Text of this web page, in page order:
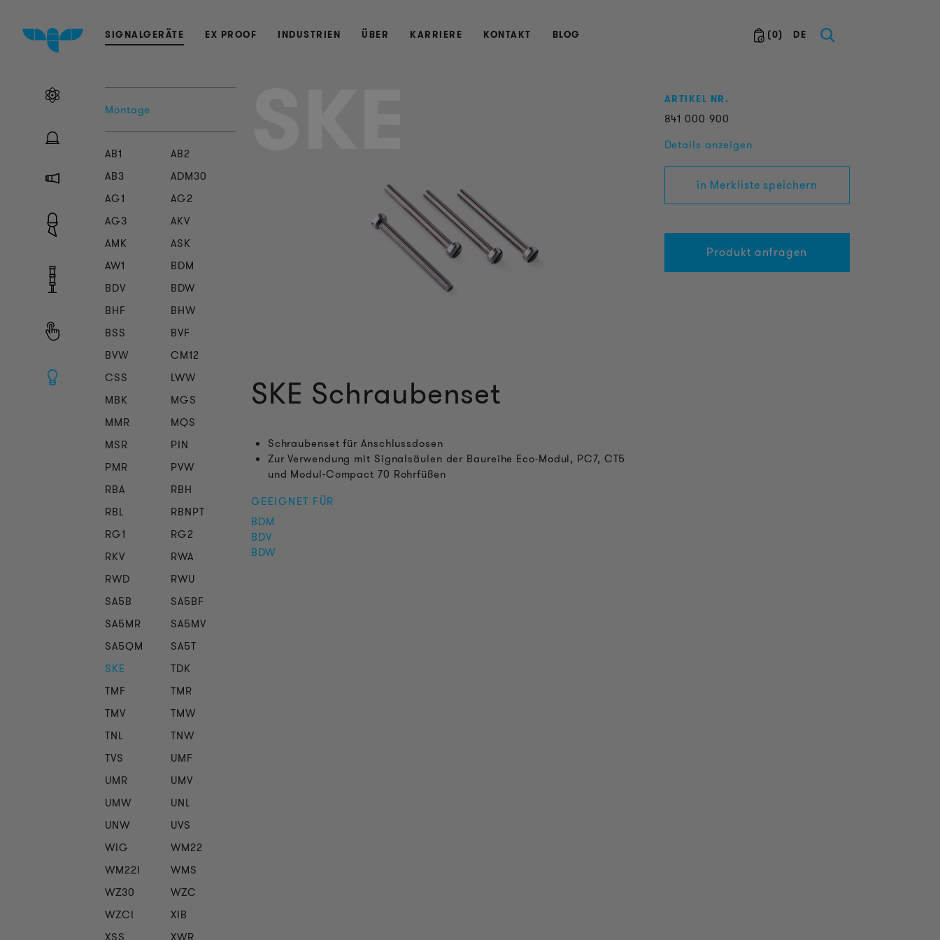
(0) DE
SIGNALGERÄTE EX PROOF INDUSTRIEN ÜBER KARRIERE KONTAKT BLOG
Montage
AB1
AB2
AB3
ADM30
AG1
AG2
AG3
AKV
AMK
ASK
AW1
BDM
BDV
BDW
BHF
BHW
BSS
BVF
BVW
CM12
CSS
LWW
MBK
MGS
MMR
MQS
MSR
PIN
PMR
PVW
RBA
RBH
RBL
RBNPT
RG1
RG2
RKV
RWA
RWD
RWU
SA5B
SA5BF
SA5MR
SA5MV
SA5QM
SA5T
SKE
TDK
TMF
TMR
TMV
TMW
TNL
TNW
TVS
UMF
UMR
UMV
UMW
UNL
UNW
UVS
WIG
WM22
WM22I
WMS
WZ30
WZC
WZCI
XIB
ARTIKEL NR.
841 000 900
Details anzeigen
in Merkliste speichern
Produkt anfragen
SKE Schraubenset
Schraubenset für Anschlussdosen
Zur Verwendung mit Signalsäulen der Baureihe Eco-Modul, PC7, CT5
und Modul-Compact 70 Rohrfüßen
GEEIGNET FÜR
BDM
BDV
BDW